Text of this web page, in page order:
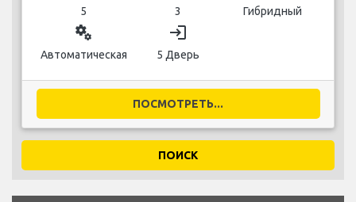
5 3 Гибридный
miscellaneous_services
Автоматическая
login
5 Дверь
ПОСМОТРЕТЬ...
ПОИСК